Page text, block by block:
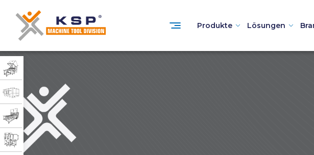
Zuverlässigkeit, Technologie und Nachhaltigkeit
in der industriellen Reinigung.
PRODUKTGRUPPEN
Produkte Lösungen